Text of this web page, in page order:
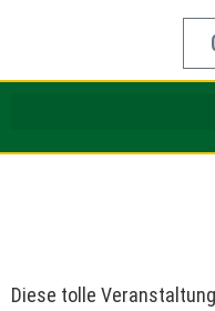
Diese tolle